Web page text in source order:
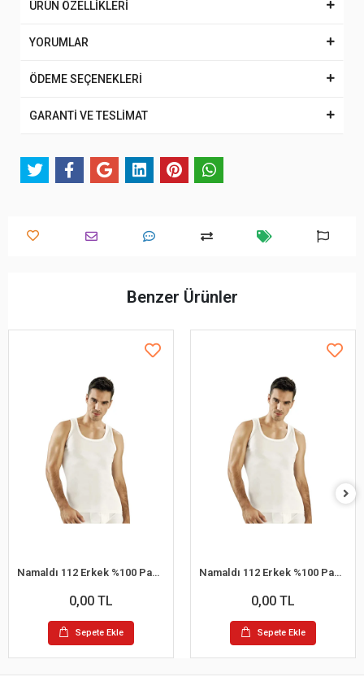
ÜRÜN ÖZELLİKLERİ
YORUMLAR
ÖDEME SEÇENEKLERİ
GARANTİ VE TESLİMAT
Benzer Ürünler
Namaldı 112 Erkek %100 Pamuk Atlet L 6'lı Paket
0,00 TL
Sepete Ekle
Namaldı 112 Erkek %100 Pamuk Atlet S 6'lı Paket
0,00 TL
Sepete Ekle